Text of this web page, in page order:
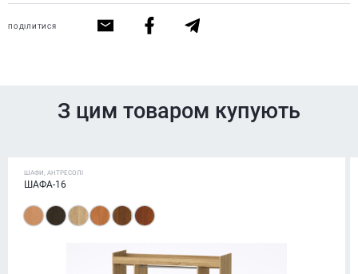
ПОДІЛИТИСЯ
З цим товаром купують
ШАФИ, АНТРЕСОЛІ
ШАФА-16